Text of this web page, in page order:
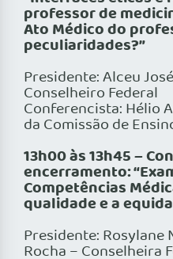
professor de
Ato Médico do
peculiaridades?”
Presidente: Alceu
Conselheiro Federal
Conferencista: Hélio
da Comissão de
13h00 às 13h45 –
encerramento:
Competências
qualidade e a
Presidente: Rosylane
Rocha – Conselheira